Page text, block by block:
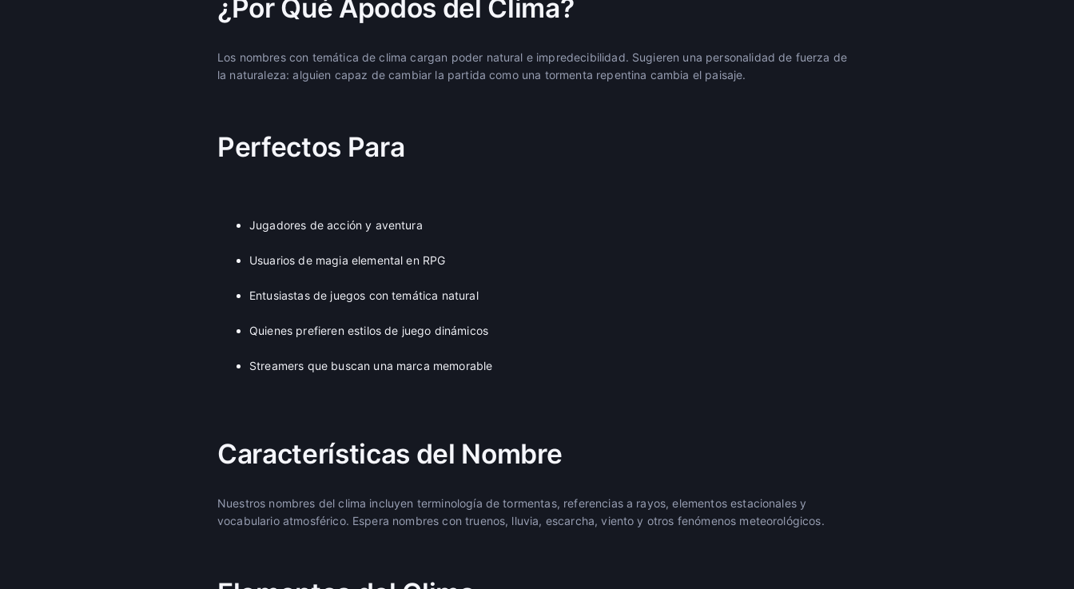
¿Por Qué Apodos del Clima?
Los nombres con temática de clima cargan poder natural e impredecibilidad. Sugieren una personalidad de fuerza de
la naturaleza: alguien capaz de cambiar la partida como una tormenta repentina cambia el paisaje.
Perfectos Para
Jugadores de acción y aventura
Usuarios de magia elemental en RPG
Entusiastas de juegos con temática natural
Quienes prefieren estilos de juego dinámicos
Streamers que buscan una marca memorable
Características del Nombre
Nuestros nombres del clima incluyen terminología de tormentas, referencias a rayos, elementos estacionales y
vocabulario atmosférico. Espera nombres con truenos, lluvia, escarcha, viento y otros fenómenos meteorológicos.